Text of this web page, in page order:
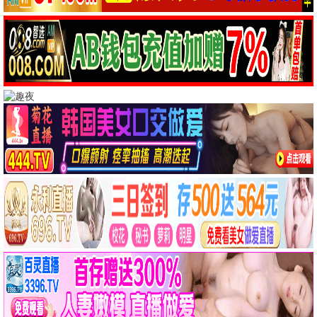
雷霆行动
动作 犯罪
高清HD | 128分钟